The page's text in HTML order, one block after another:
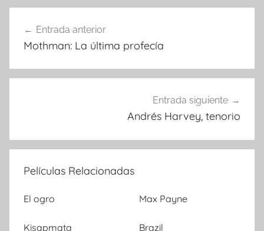
Navegación
de
entradas
Entrada anterior
Mothman: La última profecía
Entrada siguiente
Andrés Harvey, tenorio
Películas Relacionadas
El ogro Max Payne
Kisapmata Brazil